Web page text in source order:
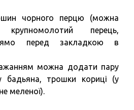
чорного перцю (можна
крупномолотий перець,
перед закладкою в
можна додати пару
бадьяна, трошки кориці (у
меленої).